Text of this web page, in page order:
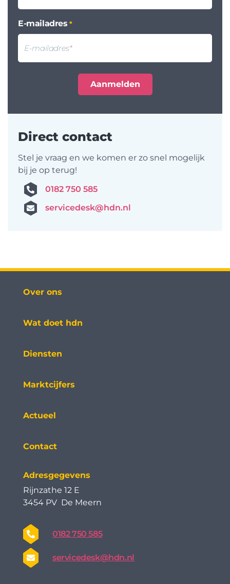
E-mailadres *
Direct contact
Stel je vraag en we komen er zo snel mogelijk
bij je op terug!
0182 750 585
servicedesk@hdn.nl
Over ons
Wat doet hdn
Diensten
Marktcijfers
Actueel
Contact
Adresgegevens
Rijnzathe 12 E
3454 PV De Meern
0182 750 585
servicedesk@hdn.nl